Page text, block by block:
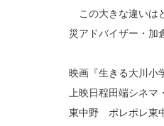
この大きな違いは
災アドバイザー・加
映画『生きる大川小
上映日程田端シネ
東中野 ポレポレ東